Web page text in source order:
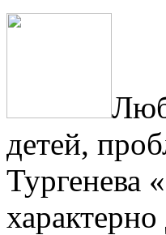
детей,
Тургенева